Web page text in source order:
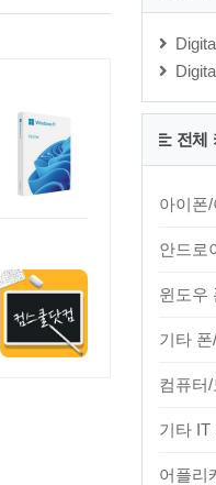
전체
아이폰
안드로
윈도우
기타
컴퓨터
기타 IT
어플리